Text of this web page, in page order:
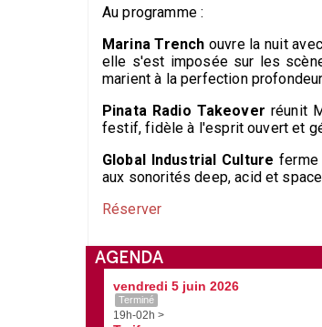
Au programme :
Marina Trench ouvre la nuit
elle s'est imposée sur les
marient à la perfection
Pinata Radio Takeover réunit
festif, fidèle à l'esprit ouvert et
Global Industrial Culture ferme
aux sonorités deep, acid et
Réserver
AGENDA
vendredi 5 juin 2026
Terminé
19h-02h >